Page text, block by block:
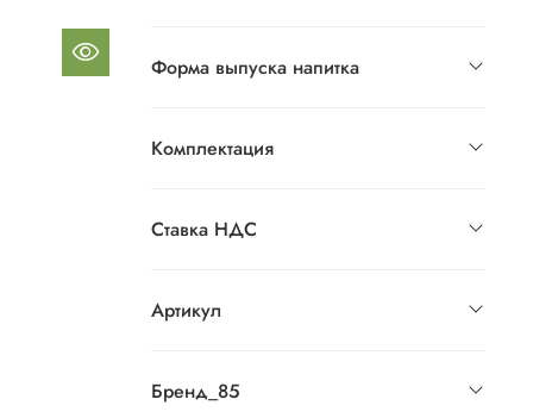
Форма выпуска напитка
Комплектация
Ставка НДС
Артикул
Бренд_85